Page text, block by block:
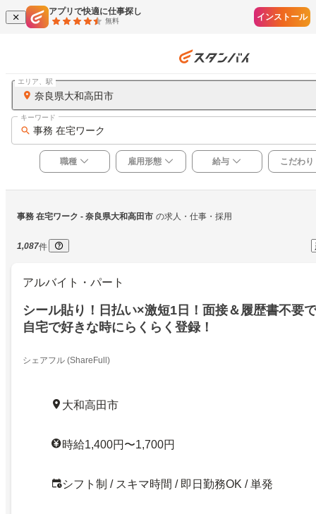
アプリで快適に仕事探し
無料 インストール
奈良県大和高田市
エリア、駅
事務 在宅ワーク
キーワード
職種 雇用形態 給与 こだわり
事務 在宅ワーク - 奈良県大和高田市 の求人・仕事・採用
1,087件
アルバイト・パート
シール貼り！日払い×激短1日！面接＆履歴書不要
自宅で好きな時にらくらく登録！
シェアフル (ShareFull)
大和高田市
時給1,400円〜1,700円
シフト制 / スキマ時間 / 即日勤務OK / 単発